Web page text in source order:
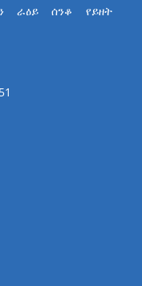
ራዕይ ሰንቆ የይዘት